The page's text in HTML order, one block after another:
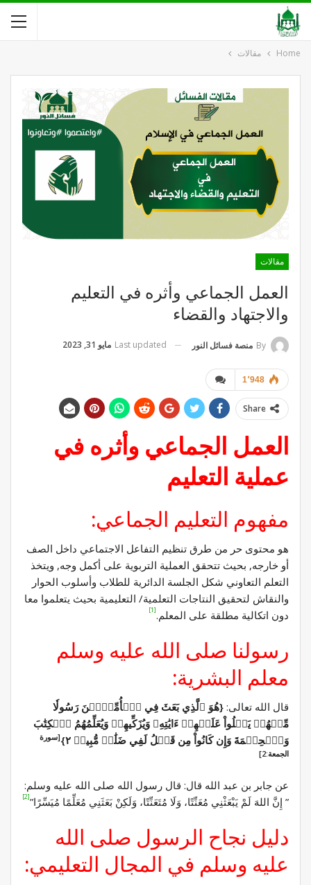
Home مقالات
مقالات
العمل الجماعي وأثره في التعليم
والاجتهاد والقضاء
By منصة فسائل النور Last updated مايو 31, 2023
1٬948
Share
العمل الجماعي وأثره في
عملية التعليم
مفهوم التعليم الجماعي:
هو محتوى حر من طرق تنظيم التفاعل الاجتماعي داخل الصف
أو خارجه, بحيث تتحقق العملية التربوية على أكمل وجه, ويتخذ
التعلم التعاوني شكل الجلسة الدائرية للطلاب وأسلوب الحوار
والنقاش لتحقيق النتاجات التعلمية/ التعليمية بحيث يتعلموا معا
دون اتكالية مطلقة على المعلم.[1]
رسولنا صلى الله عليه وسلم
معلم البشرية:
قال الله تعالى: {هُوَ ٱلَّذِي بَعَثَ فِي ٱلۡأُمِّيِّ‍ۧنَ رَسُولٗا
مِّنۡهُمۡ يَتۡلُواْ عَلَيۡهِمۡ ءَايَٰتِهِۦ وَيُزَكِّيهِمۡ وَيُعَلِّمُهُمُ ٱلۡكِتَٰبَ
وَٱلۡحِكۡمَةَ وَإِن كَانُواْ مِن قَبۡلُ لَفِي ضَلَٰلٖ مُّبِينٖ ٢}
[سورة
الجمعة:2]
عن جابر بن عبد الله قال: قال رسول الله صلى الله عليه وسلم:
” إِنَّ اللهَ لَمْ يَبْعَثْنِي مُعَنِّتًا، وَلَا مُتَعَنِّتًا، وَلَكِنْ بَعَثَنِي مُعَلِّمًا مُيَسِّرًا”[2]
دليل نجاح الرسول صلى الله
عليه وسلم في المجال التعليمي: